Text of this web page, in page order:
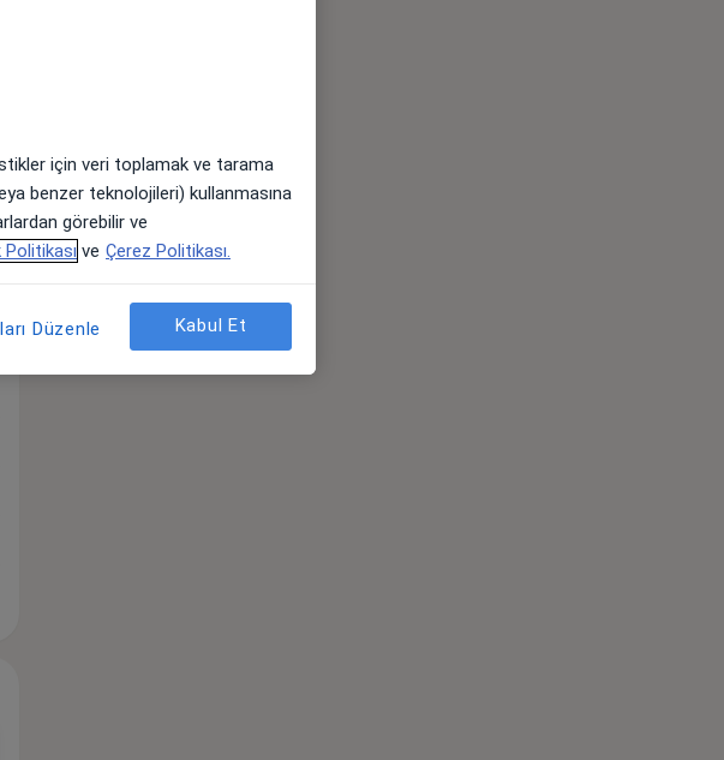
için veri toplamak ve tarama
benzer teknolojileri) kullanmasına
görebilir ve
Politikası ve Çerez Politikası.
Düzenle Kabul Et